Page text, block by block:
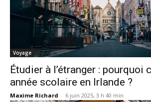
Voyage
Étudier à l’étranger : pourquoi
année scolaire en Irlande ?
Maxime Richard - 6 juin 2025, 3 h 40 min